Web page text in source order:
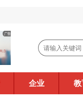
企业 教